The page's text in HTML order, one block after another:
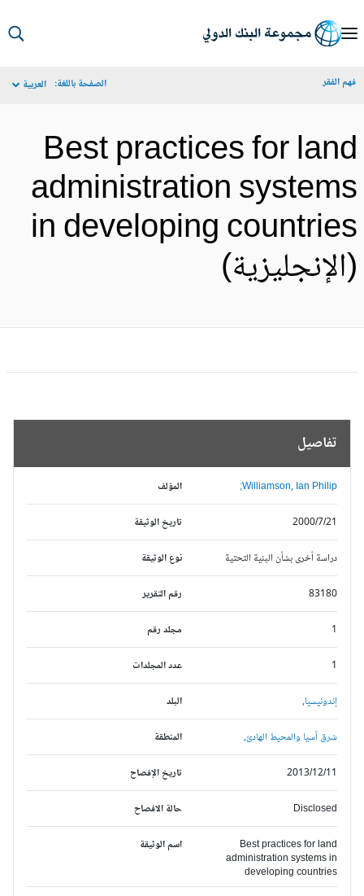
الفقر الصفحة باللغة: العربية
Best practices for
administration
in developing
تفاصيل
المؤلف Williamson, Ian Philip;
تاريخ الوثيقة 2000/7/21
نوع الوثيقة دراسة أخرى بشأن البنية التحتية
رقم التقرير 83180
مجلد رقم
عدد المجلدات
البلد إندونيسيا,
المنطقة شرق آسيا والمحيط الهادئ,
تاريخ الإفصاح 2013/12/11
حالة الافصاح Disclosed
اسم الوثيقة
Best practices for land
administration systems in
developing countries